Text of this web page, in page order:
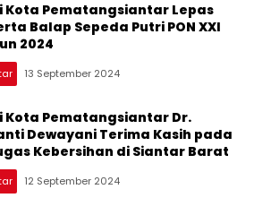
Kota Pematangsiantar Lepas
Balap Sepeda Putri PON XXI
2024
13 September 2024
Kota Pematangsiantar Dr.
Dewayani Terima Kasih pada
Kebersihan di Siantar Barat
12 September 2024